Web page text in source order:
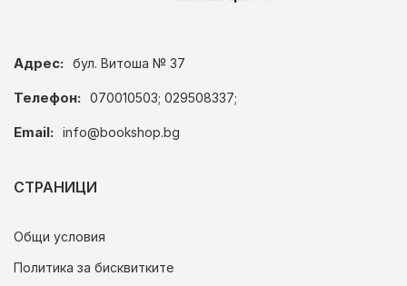
Адрес: бул. Витоша № 37
Телефон: 070010503; 029508337;
Email: info@bookshop.bg
СТРАНИЦИ
Общи условия
Политика за бисквитките